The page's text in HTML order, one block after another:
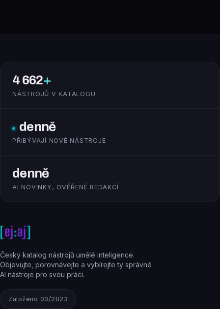
4 662+
NÁSTROJŮ V KATALOGU
denně
PŘIBÝVAJÍ NOVÉ NÁSTROJE
denně
AI NOVINKY, OVĚŘENÉ REDAKCÍ
Český katalog nástrojů umělé inteligence.
Objevujte, porovnávejte a vybírejte ty správné
AI nástroje pro svou práci.
Založeno 03/2023